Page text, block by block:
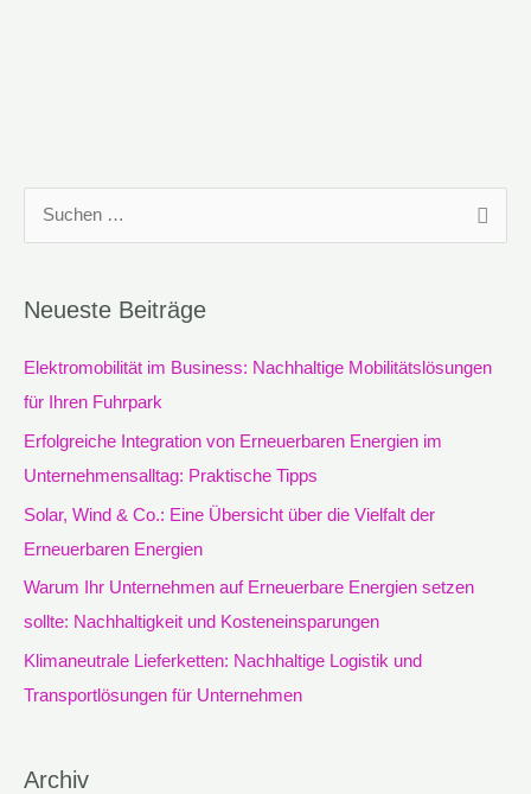
h
e
n
Neueste Beiträge
Elektromobilität im Business: Nachhaltige Mobilitätslösungen
für Ihren Fuhrpark
Erfolgreiche Integration von Erneuerbaren Energien im
Unternehmensalltag: Praktische Tipps
Solar, Wind & Co.: Eine Übersicht über die Vielfalt der
Erneuerbaren Energien
Warum Ihr Unternehmen auf Erneuerbare Energien setzen
sollte: Nachhaltigkeit und Kosteneinsparungen
Klimaneutrale Lieferketten: Nachhaltige Logistik und
Transportlösungen für Unternehmen
Archiv